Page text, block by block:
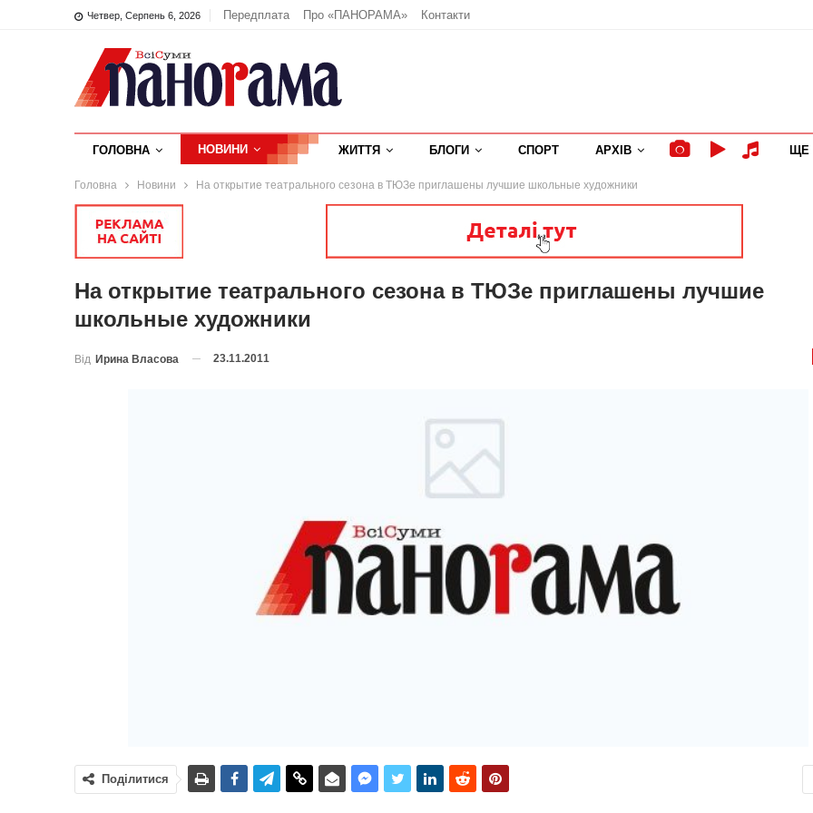
Четвер, Серпень 6, 2026 Передплата Про «ПАНОРАМА» Контакти
ГОЛОВНА НОВИНИ ЖИТТЯ БЛОГИ СПОРТ АРХІВ ЩЕ
Головна Новини На открытие театрального сезона в ТЮЗе приглашены лучшие школьные художники
На открытие театрального сезона в ТЮЗе приглашены лучшие
школьные художники
Від Ирина Власова 23.11.2011
Поділитися